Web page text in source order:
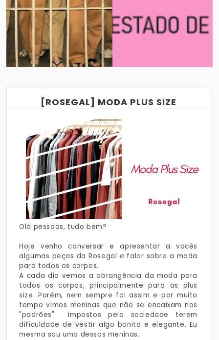
[ROSEGAL] MODA PLUS SIZE
Olá pessoas, tudo bem?
Hoje venho conversar e apresentar a vocês
algumas peças da Rosegal e falar sobre a moda
para todos os corpos.
A cada dia vemos a abrangência da moda para
todos os corpos, principalmente para as plus
size. Porém, nem sempre foi assim e por muito
tempo vimos meninas que não se encaixam nos
"padrões" impostos pela sociedade terem
dificuldade de vestir algo bonito e elegante. Eu
mesma sou uma dessas meninas.